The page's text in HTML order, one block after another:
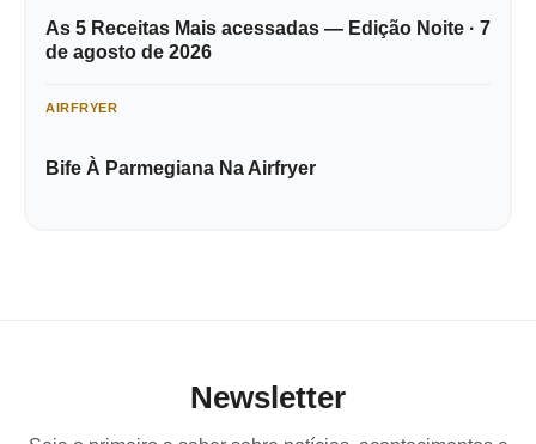
As 5 Receitas Mais acessadas — Edição Noite · 7
de agosto de 2026
AIRFRYER
Bife À Parmegiana Na Airfryer
Newsletter